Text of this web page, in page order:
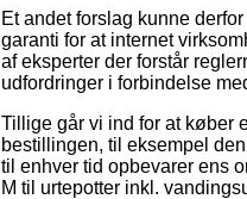
Et andet forslag kunne
garanti for at internet
af eksperter der forstår
udfordringer i forbindelse
Tillige går vi ind for at køber
bestillingen, til eksempel
til enhver tid opbevarer ens
M til urtepotter inkl.